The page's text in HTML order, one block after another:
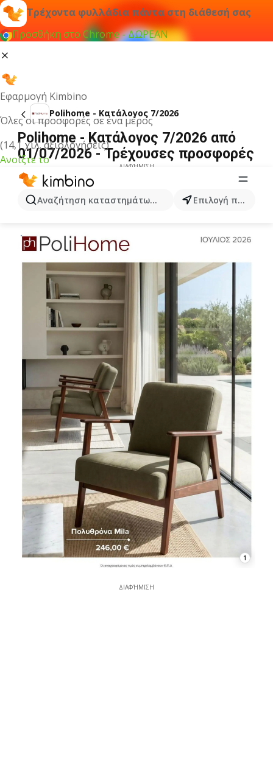
Τρέχοντα φυλλάδια πάντα στη διάθεσή σας
Προσθήκη στο Chrome - ΔΩΡΕΑΝ
Εφαρμογή Kimbino
Όλες οι προσφορές σε ένα μέρος
(14,1 χιλ. αξιολογήσεις)
Ανοίξτε το
Αναζήτηση καταστημάτων, κατηγοριών, προϊόντων...
Επιλογή πόλης
Polihome - Kατάλογος 7/2026
Polihome - Kατάλογος 7/2026 από
01/07/2026 - Τρέχουσες προσφορές
ΔΙΑΦΉΜΙΣΗ
1
ΔΙΑΦΉΜΙΣΗ